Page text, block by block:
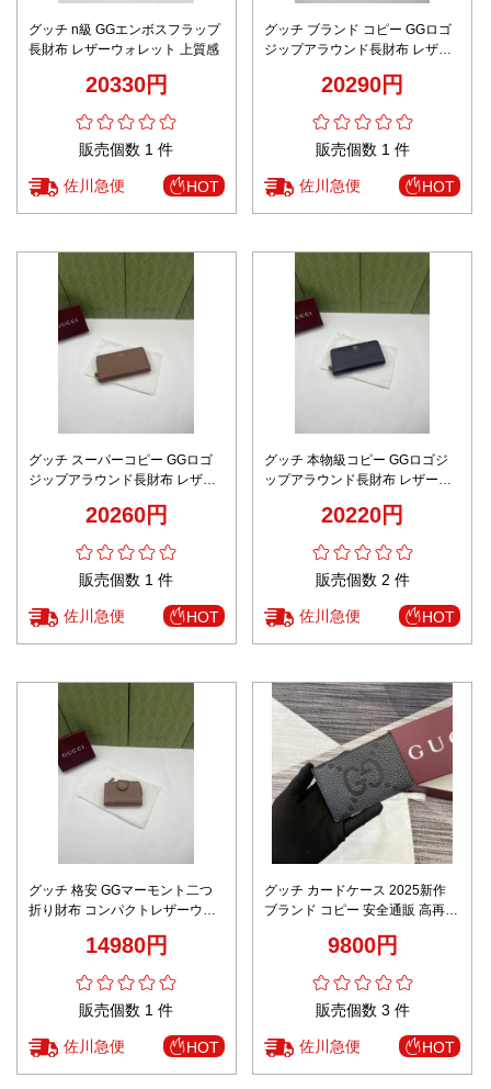
グッチ n級 GGエンボスフラップ
長財布 レザーウォレット 上質感
20330円
販売個数 1 件
佐川急便 HOT
グッチ ブランド コピー GGロゴ
ジップアラウンド長財布 レザー
20290円
販売個数 1 件
佐川急便 HOT
グッチ スーパーコピー GGロゴ
ジップアラウンド長財布 レザー
20260円
販売個数 1 件
佐川急便 HOT
グッチ 本物級コピー GGロゴジ
ップアラウンド長財布 レザーウ
20220円
販売個数 2 件
佐川急便 HOT
グッチ 格安 GGマーモント二つ
折り財布 コンパクトレザーウォ
14980円
販売個数 1 件
佐川急便 HOT
グッチ カードケース 2025新作
ブランド コピー 安全通販 高再現
保証 安心サイト9800円
販売個数 3 件
佐川急便 HOT